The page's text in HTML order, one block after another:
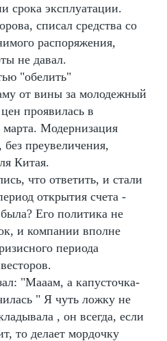
срока эксплуатации.
списал средства со
распоряжения,
не давал.
"обелить"
от вины за молодежный
проявилась в
Модернизация
преувеличения,
Китая.
что ответить, и стали
открытия счета -
Его политика не
и компании вполне
периода
"Мааам, а капусточка-
" Я чуть ложку не
, он всегда, если
то делает мордочку